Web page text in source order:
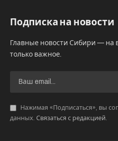
Подписка на новости
Главные новости Сибири — на
только важное.
Нажимая «Подписаться», вы
данных. Связаться с редакцией